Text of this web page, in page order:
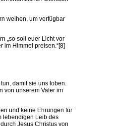
weihen, um verfügbar
„so soll euer Licht vor
im Himmel preisen.“[8]
damit sie uns loben.
von unserem Vater im
und keine Ehrungen für
lebendigen Leib des
Jesus Christus von